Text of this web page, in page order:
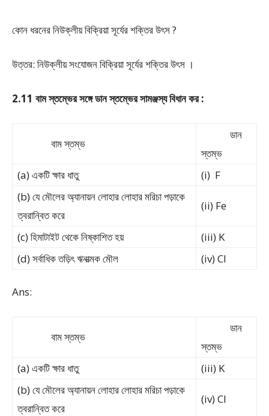
কোন ধরনের নিউক্লীয় বিক্রিয়া সূর্যের শক্তির উৎস ?
উত্তর: নিউক্লীয় সংযোজন বিক্রিয়া সূর্যের শক্তির উৎস ।
2.11 বাম স্তম্ভের সঙ্গে ডান স্তম্ভের সামঞ্জস্য বিধান কর :
বাম স্তম্ভ
ডান
স্তম্ভ
(a) একটি ক্ষার ধাতু
(i) F
(b) যে মৌলের অ্যানায়ন লোহার লোহার মরিচা পড়াকে
ত্বরান্বিত করে
(ii) Fe
(c) হিমাটাইট থেকে নিষ্কাশিত হয়
(iii) K
(d) সর্বাধিক তড়িৎ ঋনাত্মক মৌল
(iv) Cl
Ans:
বাম স্তম্ভ
ডান
স্তম্ভ
(a) একটি ক্ষার ধাতু
(iii) K
(b) যে মৌলের অ্যানায়ন লোহার লোহার মরিচা পড়াকে
ত্বরান্বিত করে
(iv) Cl